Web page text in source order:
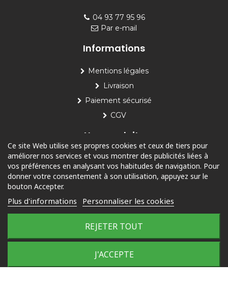
04 93 77 95 96
Par e-mail
Informations
Mentions légales
Livraison
Paiement sécurisé
CGV
Nos produits
Piscine
Jardin
Outdoor
© 2025 Tous droits réservés
Plan du site
Ce site Web utilise ses propres cookies et ceux de tiers pour
améliorer nos services et vous montrer des publicités liées à
vos préférences en analysant vos habitudes de navigation. Pour
donner votre consentement à son utilisation, appuyez sur le
bouton Accepter.
Plus d'informations Personnaliser les cookies
REJETER TOUT
J'ACCEPTE